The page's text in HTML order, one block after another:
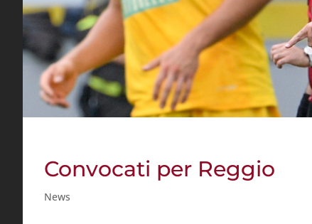
Convocati per Reggio
News